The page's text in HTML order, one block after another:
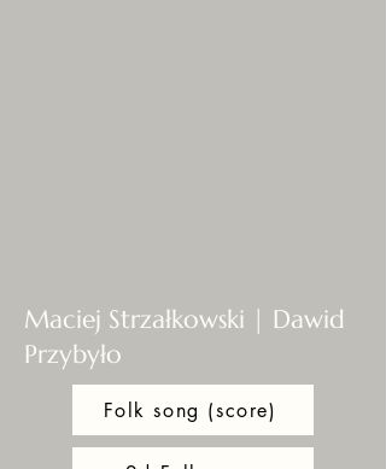
Maciej Strzałkowski | Dawid
Przybyło
Folk song (score)